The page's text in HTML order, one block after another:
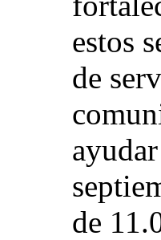
estos
de
de